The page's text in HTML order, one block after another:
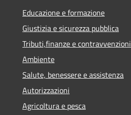
Educazione e formazione
Giustizia e sicurezza pubblica
Tributi,finanze e contravvenzioni
Ambiente
Salute, benessere e assistenza
Autorizzazioni
Agricoltura e pesca